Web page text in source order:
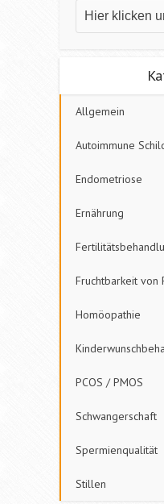
Allgemein
Autoimmune
Endometriose
Ernährung
Fruchtbarkeit von
Homöopathie
PCOS / PMOS
Schwangerschaft
Spermienqualität
Stillen